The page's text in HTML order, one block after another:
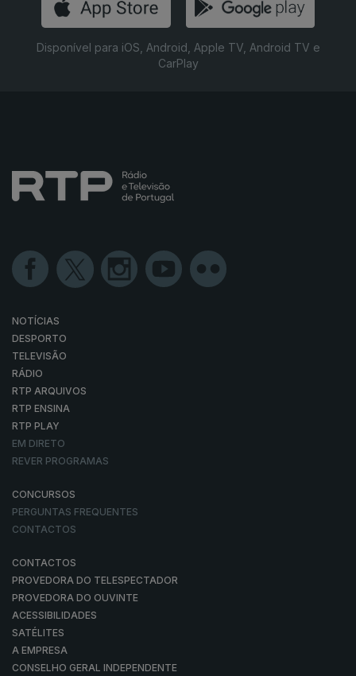
Disponível para iOS, Android, Apple TV, Android TV e
CarPlay
NOTÍCIAS
DESPORTO
TELEVISÃO
RÁDIO
RTP ARQUIVOS
RTP ENSINA
RTP PLAY
EM DIRETO
REVER PROGRAMAS
CONCURSOS
PERGUNTAS FREQUENTES
CONTACTOS
CONTACTOS
PROVEDORA DO TELESPECTADOR
PROVEDORA DO OUVINTE
ACESSIBILIDADES
SATÉLITES
A EMPRESA
CONSELHO GERAL INDEPENDENTE